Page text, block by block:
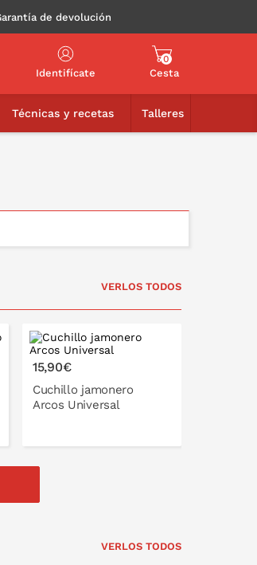
de devolución
Identifícate
0
Cesta
Técnicas y recetas Talleres
VERLOS TODOS
15,90€
Cuchillo jamonero
Arcos Universal
VERLOS TODOS